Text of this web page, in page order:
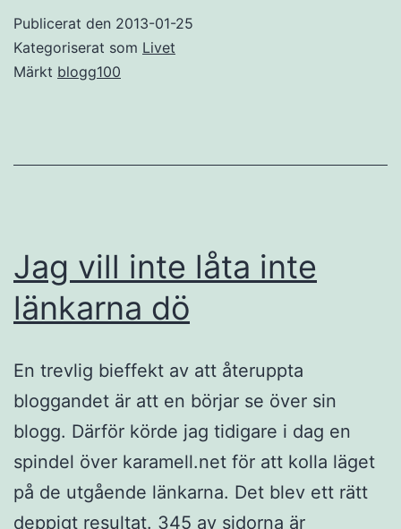
Publicerat den 2013-01-25
Kategoriserat som Livet
Märkt blogg100
Jag vill inte låta inte
länkarna dö
En trevlig bieffekt av att återuppta
bloggandet är att en börjar se över sin
blogg. Därför körde jag tidigare i dag en
spindel över karamell.net för att kolla läget
på de utgående länkarna. Det blev ett rätt
deppigt resultat. 345 av sidorna är